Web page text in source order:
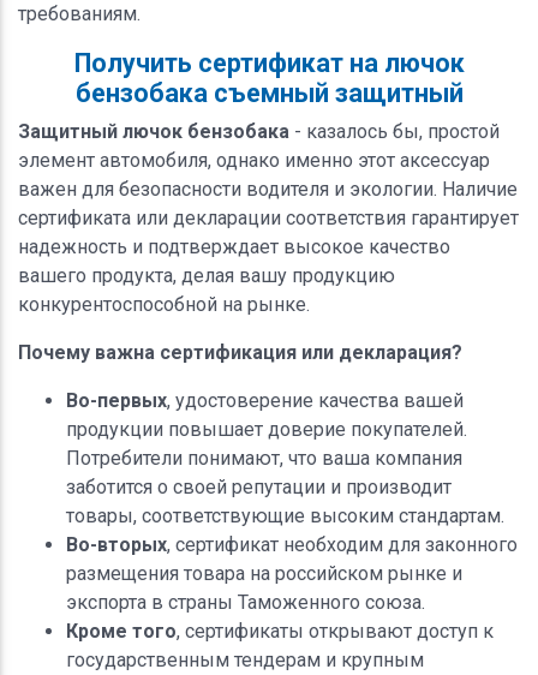
требованиям.
Получить сертификат на лючок
бензобака съемный защитный
Защитный лючок бензобака - казалось бы, простой
элемент автомобиля, однако именно этот аксессуар
важен для безопасности водителя и экологии. Наличие
сертификата или декларации соответствия гарантирует
надежность и подтверждает высокое качество
вашего продукта, делая вашу продукцию
конкурентоспособной на рынке.
Почему важна сертификация или декларация?
Во-первых, удостоверение качества вашей
продукции повышает доверие покупателей.
Потребители понимают, что ваша компания
заботится о своей репутации и производит
товары, соответствующие высоким стандартам.
Во-вторых, сертификат необходим для законного
размещения товара на российском рынке и
экспорта в страны Таможенного союза.
Кроме того, сертификаты открывают доступ к
государственным тендерам и крупным